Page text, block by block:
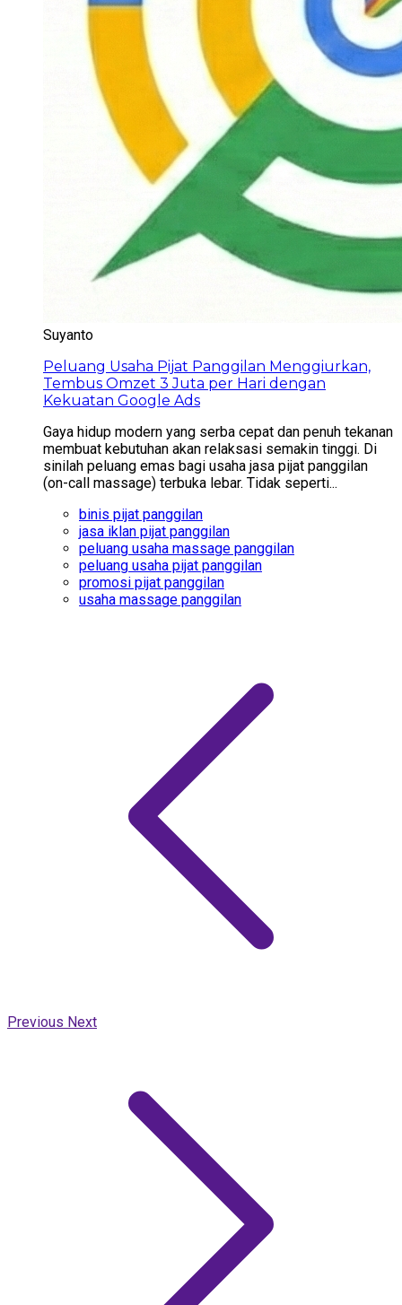
Suyanto
Peluang Usaha Pijat Panggilan Menggiurkan,
Tembus Omzet 3 Juta per Hari dengan
Kekuatan Google Ads
Gaya hidup modern yang serba cepat dan penuh tekanan
membuat kebutuhan akan relaksasi semakin tinggi. Di
sinilah peluang emas bagi usaha jasa pijat panggilan
(on-call massage) terbuka lebar. Tidak seperti...
binis pijat panggilan
jasa iklan pijat panggilan
peluang usaha massage panggilan
peluang usaha pijat panggilan
promosi pijat panggilan
usaha massage panggilan
Previous Next